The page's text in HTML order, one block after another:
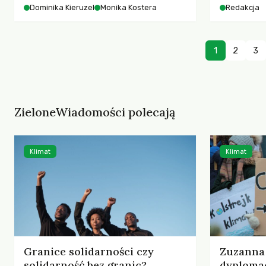
współczesnego miasta.
Dominika Kieruzel Monika Kostera Redakcja
1 2 3
ZieloneWiadomości polecają
Granice solidarności czy
Klimat Klimat